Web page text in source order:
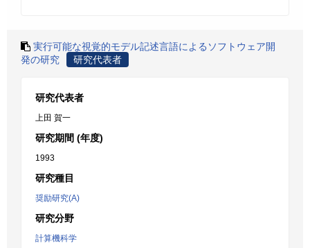
実行可能な視覚的モデル記述言語によるソフトウェア開
発の研究
研究代表者
研究代表者
上田 賀一
研究期間 (年度)
1993
研究種目
奨励研究(A)
研究分野
計算機科学